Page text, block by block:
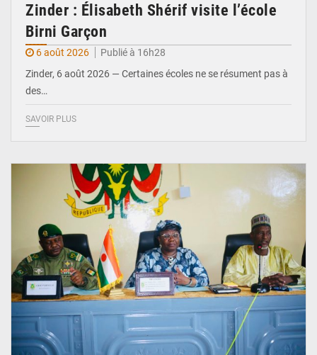
Zinder : Élisabeth Shérif visite l’école
Birni Garçon
6 août 2026
Publié à 16h28
Zinder, 6 août 2026 — Certaines écoles ne se résument pas à
des…
SAVOIR PLUS